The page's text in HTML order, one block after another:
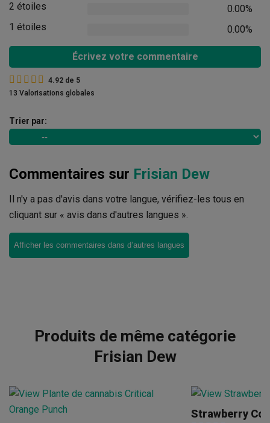
2 étoiles
0.00%
1 étoiles
0.00%
Écrivez votre commentaire
4.92 de 5
13 Valorisations globales
Trier par:
Commentaires sur Frisian Dew
Il n'y a pas d'avis dans votre langue, vérifiez-les tous en
cliquant sur « avis dans d'autres langues ».
Afficher les commentaires dans d’autres langues
Produits de même catégorie
Frisian Dew
Strawberry